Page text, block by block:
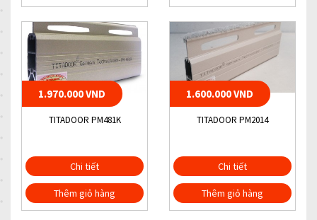
1.970.000 VND
TITADOOR PM481K
Chi tiết
Thêm giỏ hàng
1.600.000 VND
TITADOOR PM2014
Chi tiết
Thêm giỏ hàng